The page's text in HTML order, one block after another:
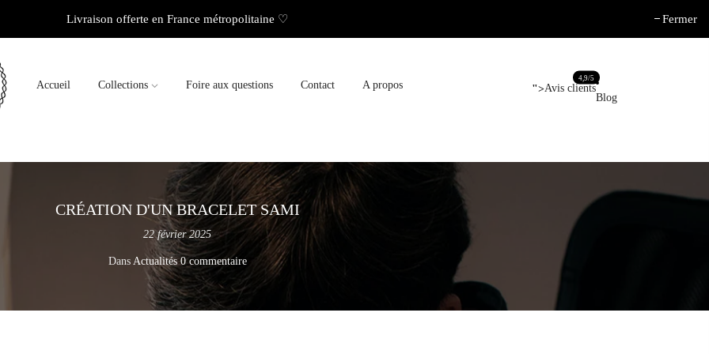
Livraison offerte en France métropolitaine ♡ Fermer
Accueil Collections Foire aux questions Contact A propos ">Avis clients
4,9/5
Blog
CRÉATION D'UN BRACELET SAMI
22 février 2025
Dans Actualités 0 commentaire